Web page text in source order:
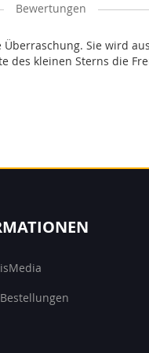
Sie wird
kleinen Sterns die
Bewertungen